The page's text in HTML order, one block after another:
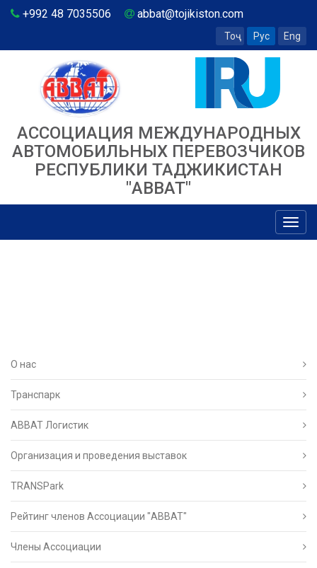
+992 48 7035506 abbat@tojikiston.com
Тоҷ Рус Eng
АССОЦИАЦИЯ МЕЖДУНАРОДНЫХ
АВТОМОБИЛЬНЫХ ПЕРЕВОЗЧИКОВ
РЕСПУБЛИКИ ТАДЖИКИСТАН
"ABBAT"
О нас
Транспарк
ABBAT Логистик
Организация и проведения выставок
TRANSPark
Рейтинг членов Ассоциации "АВВАТ"
Члены Ассоциации